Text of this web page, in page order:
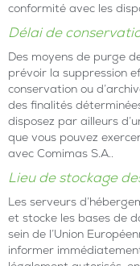
conformité avec les
Délai de
Des moyens de purge
prévoir la suppression
conservation ou
des finalités
disposez par ailleurs
que vous pouvez
avec Comimas S.A..
Lieu de stockage
Les serveurs
et stocke les bases de
sein de l’Union
informer